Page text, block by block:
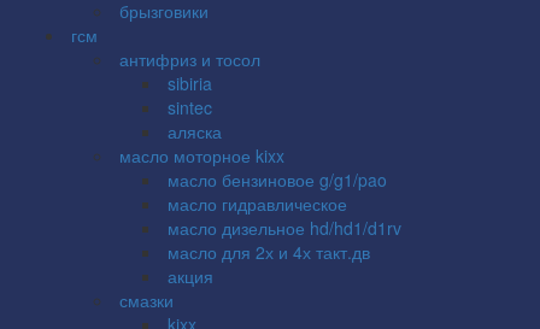
брызговики
гсм
антифриз и тосол
sibiria
sintec
аляска
масло моторное kixx
масло бензиновое g/g1/pao
масло гидравлическое
масло дизельное hd/hd1/d1rv
масло для 2х и 4х такт.дв
акция
смазки
kixx